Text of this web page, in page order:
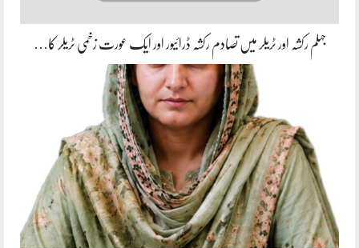
جہلم رکشہ اور ٹریلر میں تصادم رکشہ ڈرائیور اور ایک عورت زخمی ٹریلر کا…